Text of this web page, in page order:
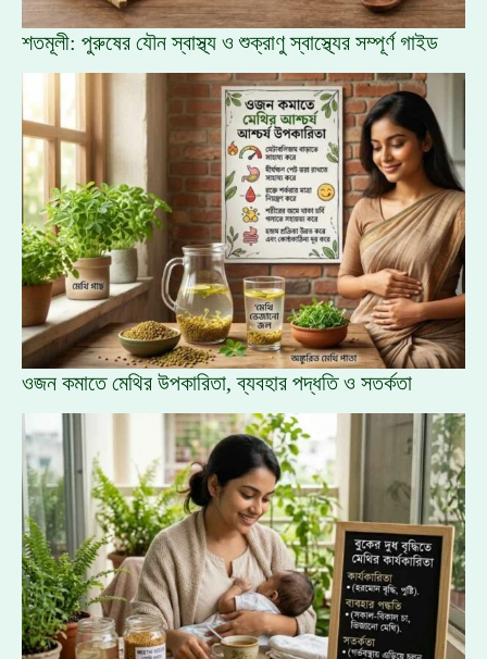
শতমূলী: পুরুষের যৌন স্বাস্থ্য ও শুক্রাণু স্বাস্থ্যের সম্পূর্ণ গাইড
ওজন কমাতে মেথির উপকারিতা, ব্যবহার পদ্ধতি ও সতর্কতা